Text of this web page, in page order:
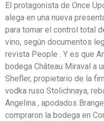
El protagonista de Once
alega en una nueva
para tomar el control total
vino, según documentos
revista People . Y es que
bodega Château Miraval a
Shefler, propietario de la
vodka ruso Stolichnaya,
Angelina , apodados
compraron la bodega en